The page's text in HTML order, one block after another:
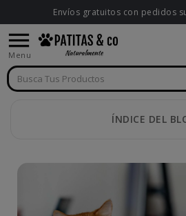
Envíos gratuitos con pedidos

Menu
ÍNDICE DEL